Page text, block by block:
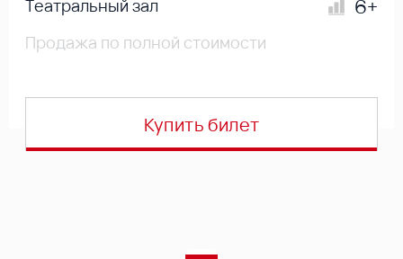
Театральный зал 6+
Продажа по полной стоимости
Купить билет